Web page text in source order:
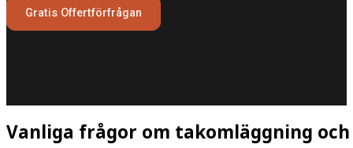
Gratis Offertförfrågan
Vanliga frågor om takomläggning